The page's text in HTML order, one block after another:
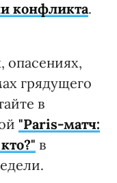
конфликта.
опасениях,
грядущего
в
"Paris-матч:
в